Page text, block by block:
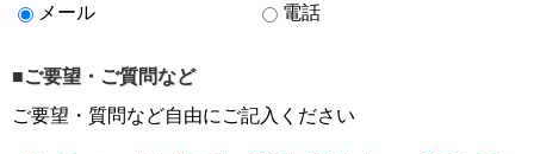
メール 電話
■ご要望・ご質問など
ご要望・質問など自由にご記入ください